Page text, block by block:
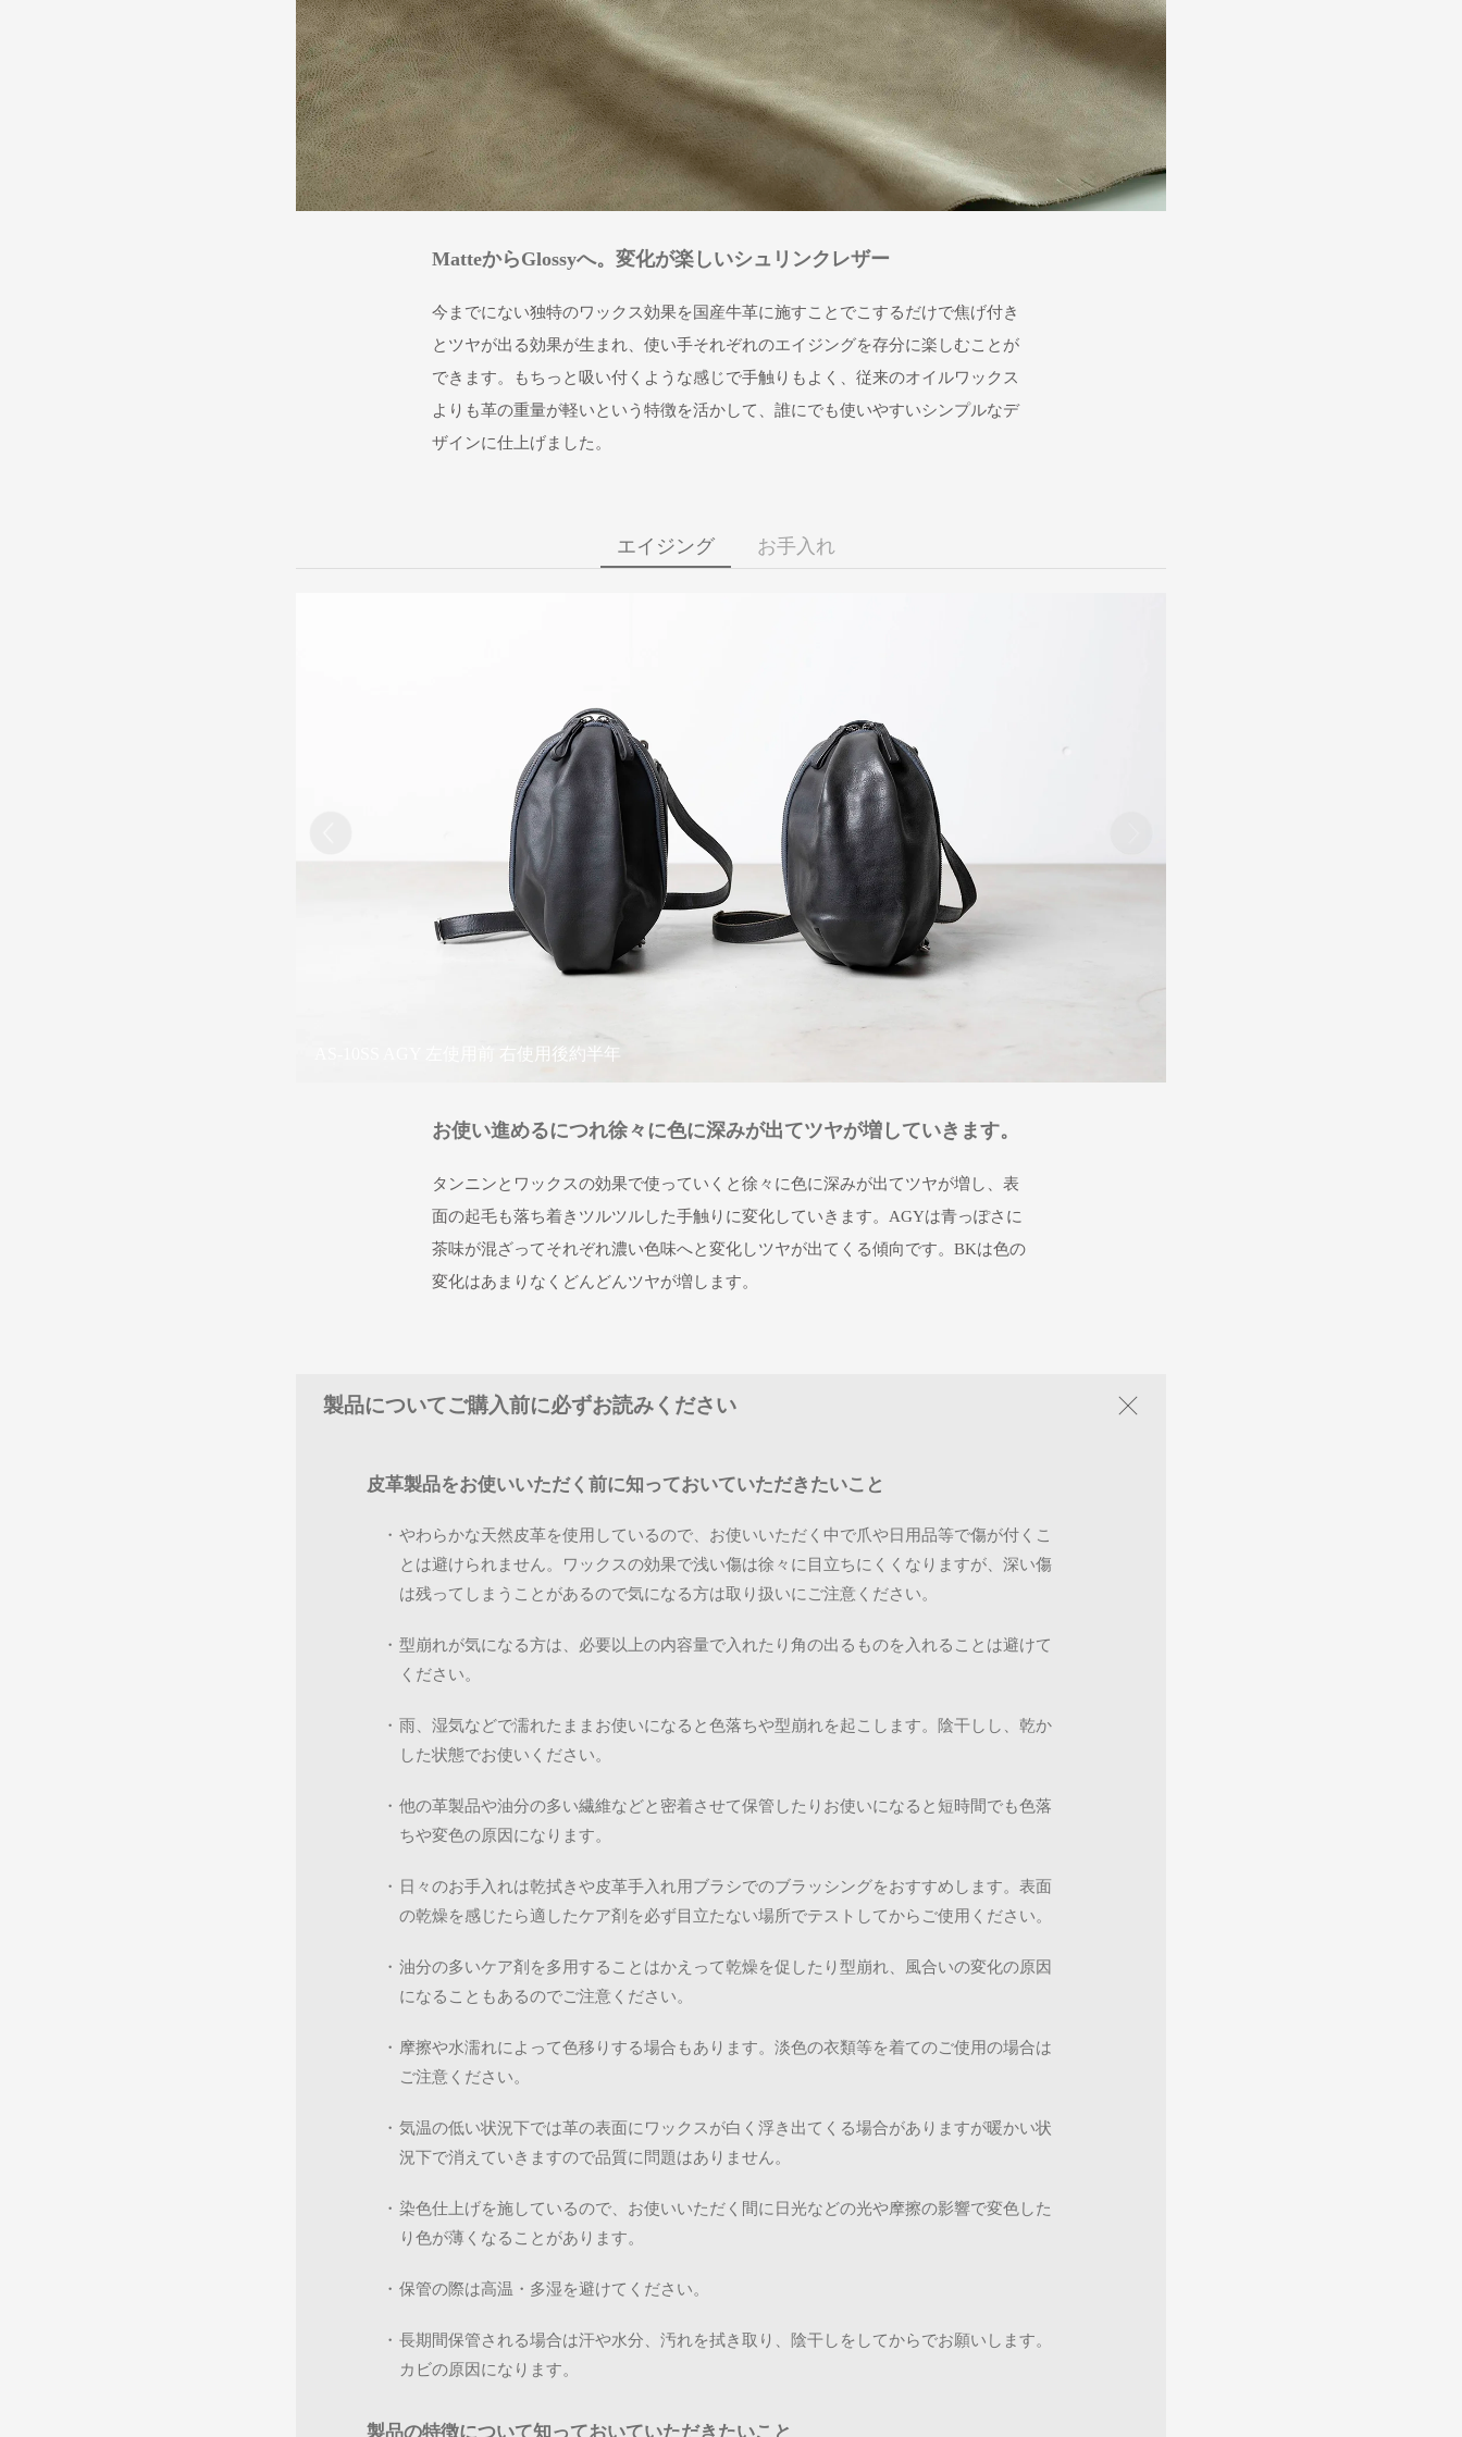
MatteからGlossyへ。変化が楽しいシュリンクレザー
今までにない独特のワックス効果を国産牛革に施すことでこするだけで焦げ付き
とツヤが出る効果が生まれ、使い手それぞれのエイジングを存分に楽しむことが
できます。もちっと吸い付くような感じで手触りもよく、従来のオイルワックス
よりも革の重量が軽いという特徴を活かして、誰にでも使いやすいシンプルなデ
ザインに仕上げました。
エイジング お手入れ
AS-10SS AGY 左使用前 右使用後約半年
お使い進めるにつれ徐々に色に深みが出てツヤが増していきます。
タンニンとワックスの効果で使っていくと徐々に色に深みが出てツヤが増し、表
面の起毛も落ち着きツルツルした手触りに変化していきます。AGYは青っぽさに
茶味が混ざってそれぞれ濃い色味へと変化しツヤが出てくる傾向です。BKは色の
変化はあまりなくどんどんツヤが増します。
製品についてご購入前に必ずお読みください
皮革製品をお使いいただく前に知っておいていただきたいこと
・ やわらかな天然皮革を使用しているので、お使いいただく中で爪や日用品等で傷が付くこ
とは避けられません。ワックスの効果で浅い傷は徐々に目立ちにくくなりますが、深い傷
は残ってしまうことがあるので気になる方は取り扱いにご注意ください。
・ 型崩れが気になる方は、必要以上の内容量で入れたり角の出るものを入れることは避けて
ください。
・ 雨、湿気などで濡れたままお使いになると色落ちや型崩れを起こします。陰干しし、乾か
した状態でお使いください。
・ 他の革製品や油分の多い繊維などと密着させて保管したりお使いになると短時間でも色落
ちや変色の原因になります。
・
日々のお手入れは乾拭きや皮革手入れ用ブラシでのブラッシングをおすすめします。表面
の乾燥を感じたら適したケア剤を必ず目立たない場所でテストしてからご使用ください。
・ 油分の多いケア剤を多用することはかえって乾燥を促したり型崩れ、風合いの変化の原因
になることもあるのでご注意ください。
・ 摩擦や水濡れによって色移りする場合もあります。淡色の衣類等を着てのご使用の場合は
ご注意ください。
・ 気温の低い状況下では革の表面にワックスが白く浮き出てくる場合がありますが暖かい状
況下で消えていきますので品質に問題はありません。
・ 染色仕上げを施しているので、お使いいただく間に日光などの光や摩擦の影響で変色した
り色が薄くなることがあります。
・ 保管の際は高温・多湿を避けてください。
・ 長期間保管される場合は汗や水分、汚れを拭き取り、陰干しをしてからでお願いします。
カビの原因になります。
製品の特徴について知っておいていただきたいこと